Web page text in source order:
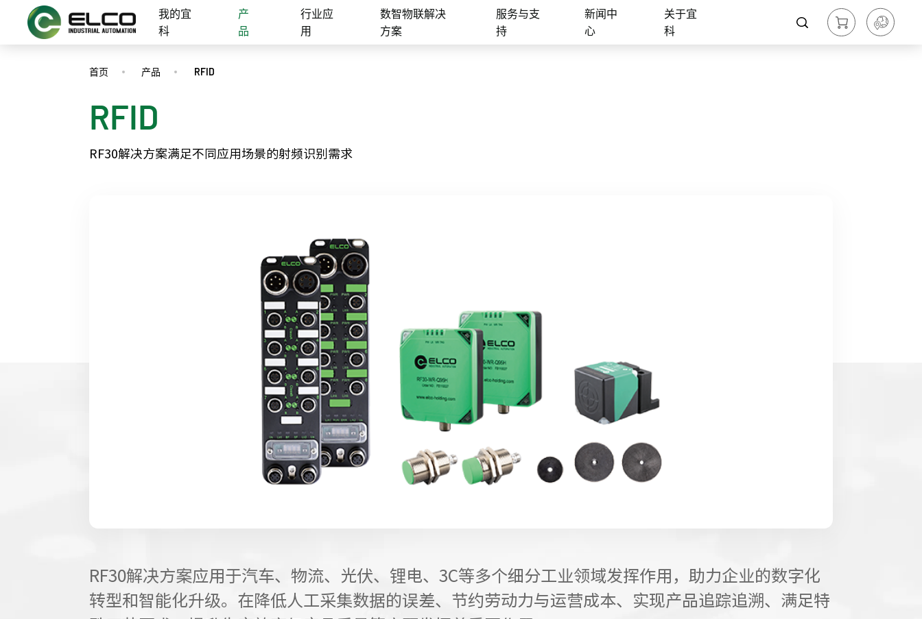
我的宜
科
产
品
行业应
用
数智物联解决
方案
服务与支
持
新闻中
心
关于宜
科
首页 产品 RFID
RFID
RF30解决方案满足不同应用场景的射频识别需求
RF30解决方案应用于汽车、物流、光伏、锂电、3C等多个细分工业领域发挥作用，助力企业的数字化
转型和智能化升级。在降低人工采集数据的误差、节约劳动力与运营成本、实现产品追踪追溯、满足特